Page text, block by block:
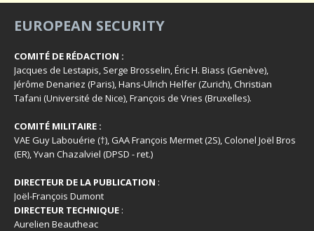
EUROPEAN SECURITY
COMITÉ DE RÉDACTION :
Jacques de Lestapis, Serge Brosselin, Éric H. Biass (Genève),
Jérôme Denariez (Paris), Hans-Ulrich Helfer (Zurich), Christian
Tafani (Université de Nice), François de Vries (Bruxelles).
COMITÉ MILITAIRE :
VAE Guy Labouérie (†), GAA François Mermet (2S), Colonel Joël Bros
(ER), Yvan Chazalviel (DPSD - ret.)
DIRECTEUR DE LA PUBLICATION :
Joël-François Dumont
DIRECTEUR TECHNIQUE :
Aurelien Beautheac